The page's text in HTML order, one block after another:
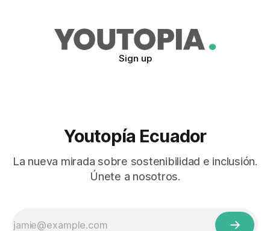
Sign up
Youtopía Ecuador
La nueva mirada sobre sostenibilidad e inclusión.
Únete a nosotros.